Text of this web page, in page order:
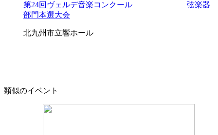
第24回ヴェルデ音楽コンクール 弦楽器
部門本選大会
北九州市立響ホール
類似のイベント